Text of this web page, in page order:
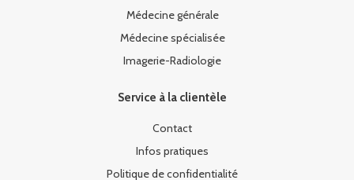
Médecine générale
Médecine spécialisée
Imagerie-Radiologie
Service à la clientèle
Contact
Infos pratiques
Politique de confidentialité